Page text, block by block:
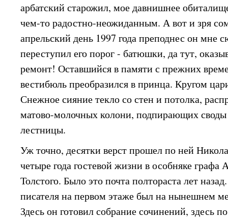
арбатский старожил, мое давнишнее
чем-то радостно-неожиданным. А вот и зря
апрельский день 1997 года преподнес он мне
переступил его порог - батюшки, да тут,
ремонт! Оставшийся в памяти с прежних
вестибюль преобразился в принца. Кругом
Снежное сияние текло со стен и потолка,
матово-молочных колони, подпирающих своды
лестницы.
Уж точно, десятки верст прошел по ней
четыре года гостевой жизни в особняке графа
Толстого. Было это почта полтораста лет
писателя на первом этаже был на нынешнем
Здесь он готовил собрание сочинений, здесь